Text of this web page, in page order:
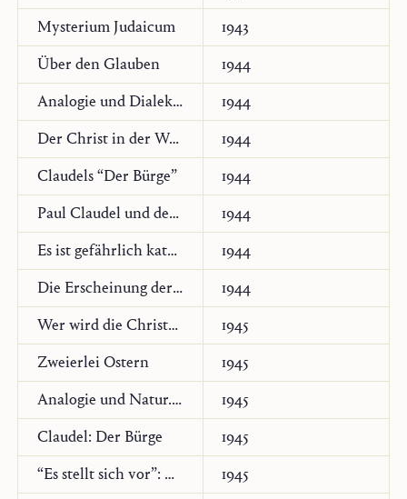
Mysterium Judaicum
1943
Über den Glauben
1944
Analogie und Dialektik. Zur Klärung der theologischen Prinzipienlehre Karl Barths
1944
Der Christ in der Welt
1944
Claudels “Der Bürge”
1944
Paul Claudel und der “Seidene Schuh”
1944
Es ist gefährlich katholisch zu sein
1944
Die Erscheinung der Mutter
1944
Wer wird die Christenheit retten?
1945
Zweierlei Ostern
1945
Analogie und Natur. Zur Klärung der theologischen Prinzipienlehre Karl Barths
1945
Claudel: Der Bürge
1945
“Es stellt sich vor”: Hans Urs von Balthasar
1945